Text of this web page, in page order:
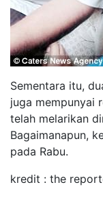
Sementara itu,
juga mempunyai
telah melarikan
Bagaimanapun,
pada Rabu.
kredit : the